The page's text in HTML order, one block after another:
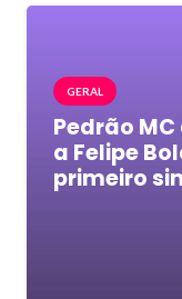
GERAL
Pedrão
a Felipe
primeiro